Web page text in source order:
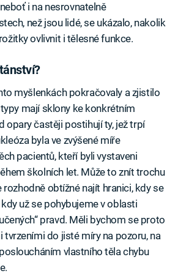
i na nesrovnatelně
než jsou lidé, se ukázalo, nakolik
ovlivnit i tělesné funkce.
myšlenkách pokračovaly a zjistilo
mají sklony ke konkrétním
opary častěji postihují ty, jež trpí
byla ve zvýšené míře
pacientů, kteří byli vystaveni
školních let. Může to znít trochu
rozhodně obtížné najít hranici, kdy se
už se pohybujeme v oblasti
pravd. Měli bychom se proto
do jisté míry na pozoru, na
vlastního těla chybu